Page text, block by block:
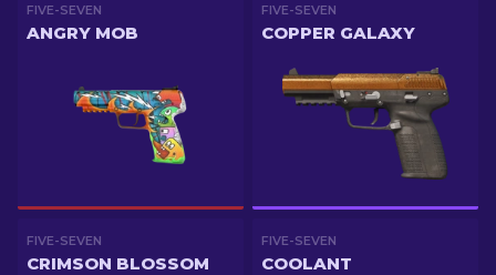
FIVE-SEVEN
ANGRY MOB
FIVE-SEVEN
COPPER GALAXY
FIVE-SEVEN
CRIMSON BLOSSOM
FIVE-SEVEN
COOLANT